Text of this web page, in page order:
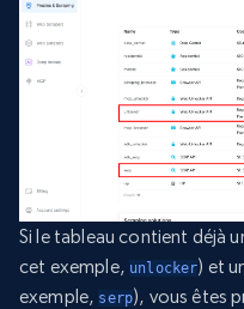
Si le tableau contient déjà
cet exemple, unlocker) et
exemple, serp), vous êtes